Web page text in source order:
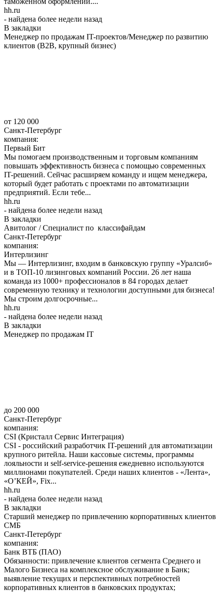
hh.ru
- найдена более недели назад
В закладки
Менеджер по продажам IT-проектов/Менеджер по развитию
клиентов (B2B, крупный бизнес)
от 120 000
Санкт-Петербург
компания:
Первый Бит
Мы помогаем производственным и торговым компаниям
повышать эффективность бизнеса с помощью современных
IT-решений. Сейчас расширяем команду и ищем менеджера,
который будет работать с проектами по автоматизации
предприятий. Если тебе...
hh.ru
- найдена более недели назад
В закладки
Авитолог / Специалист по классифайдам
Санкт-Петербург
компания:
Интерлизинг
Мы — Интерлизинг, входим в банковскую группу «Уралсиб»
и в ТОП-10 лизинговых компаний России. 26 лет наша
команда из 1000+ профессионалов в 84 городах делает
современную технику и технологии доступными для бизнеса!
Мы строим долгосрочные...
hh.ru
- найдена более недели назад
В закладки
Менеджер по продажам IT
до 200 000
Санкт-Петербург
компания:
CSI (Кристалл Сервис Интеграция)
CSI - российский разработчик IT-решений для автоматизации
крупного ритейла. Наши кассовые системы, программы
лояльности и self-service-решения ежедневно используются
миллионами покупателей. Среди наших клиентов - «Лента»,
«О’КЕЙ», Fix...
hh.ru
- найдена более недели назад
В закладки
Старший менеджер по привлечению корпоративных клиентов
СМБ
Санкт-Петербург
компания:
Банк ВТБ (ПАО)
Обязанности: привлечение клиентов сегмента Среднего и
Малого Бизнеса на комплексное обслуживание в Банк;
выявление текущих и перспективных потребностей
корпоративных клиентов в банковских продуктах;